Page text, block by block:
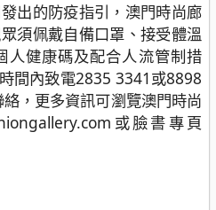
出的防疫指引，澳門時尚廊
須佩戴自備口罩、接受體溫
人健康碼及配合人流管制措
間內致電2835 3341或8898
，更多資訊可瀏覽澳門時尚
或臉書專頁